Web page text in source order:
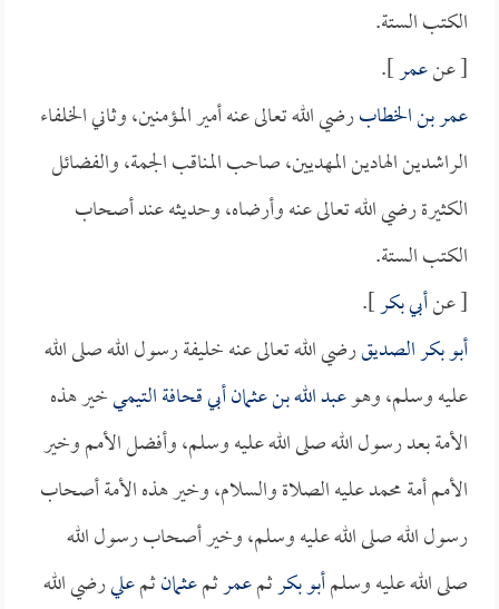
الكتب الستة.
[ عنعمر].
عمر بن الخطابرضي الله تعالى عنه أمير المؤمنين، وثاني الخلفاء
الراشدين الهادين المهديين، صاحب المناقب الجمة، والفضائل
الكثيرة رضي الله تعالى عنه وأرضاه، وحديثه عند أصحاب
الكتب الستة.
[ عنأبي بكر].
أبو بكر الصديقرضي الله تعالى عنه خليفة رسول الله صلى الله
عليه وسلم، وهوعبد الله بن عثمان أبي قحافة التيميخير هذه
الأمة بعد رسول الله صلى الله عليه وسلم، وأفضل الأمم وخير
الأمم أمة محمد عليه الصلاة والسلام، وخير هذه الأمة أصحاب
رسول الله صلى الله عليه وسلم، وخير أصحاب رسول الله
صلى الله عليه وسلمأبو بكرثمعمرثمعثمانثمعليرضي الله